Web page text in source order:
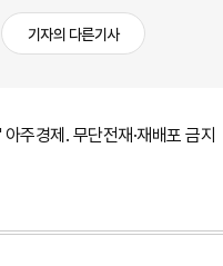
기자의 다른기사
주경제. 무단전재·재배포 금지